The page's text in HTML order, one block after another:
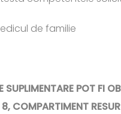
de familie
POT FI
COMPARTIMENT